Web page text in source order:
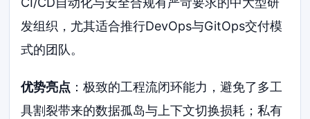
发组织，尤其适合推行DevOps与GitOps交付模
式的团队。
优势亮点 ：极致的工程流闭环能力，避免了多工
具割裂带来的数据孤岛与上下文切换损耗；私有